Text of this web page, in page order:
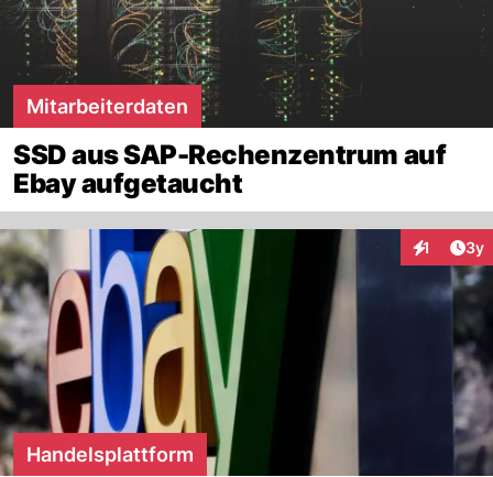
Mitarbeiterdaten
SSD aus SAP-Rechenzentrum auf
Ebay aufgetaucht
1 3y
Handelsplattform